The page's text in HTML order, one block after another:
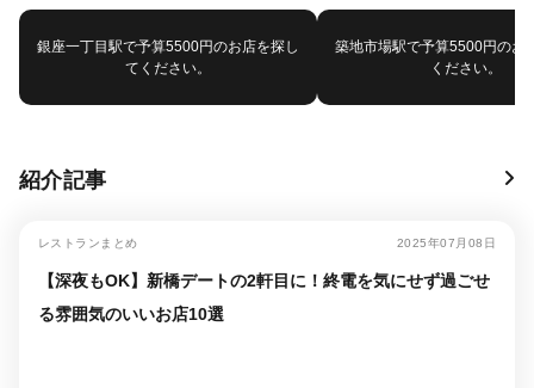
銀座一丁目駅で予算5500円のお店を探し
てください。
築地市場駅で予算5500円のお
ください。
紹介記事
レストランまとめ 2025年07月08日
【深夜もOK】新橋デートの2軒目に！終電を気にせず過ごせ
る雰囲気のいいお店10選